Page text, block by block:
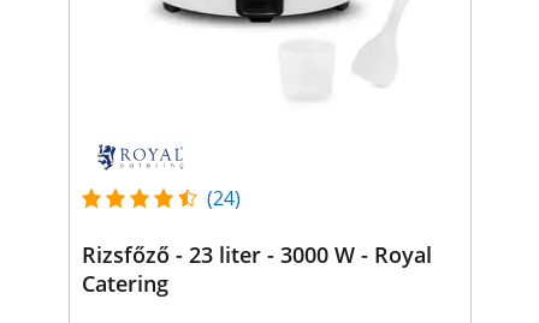
(24)
Rizsfőző - 23 liter - 3000 W - Royal
Catering